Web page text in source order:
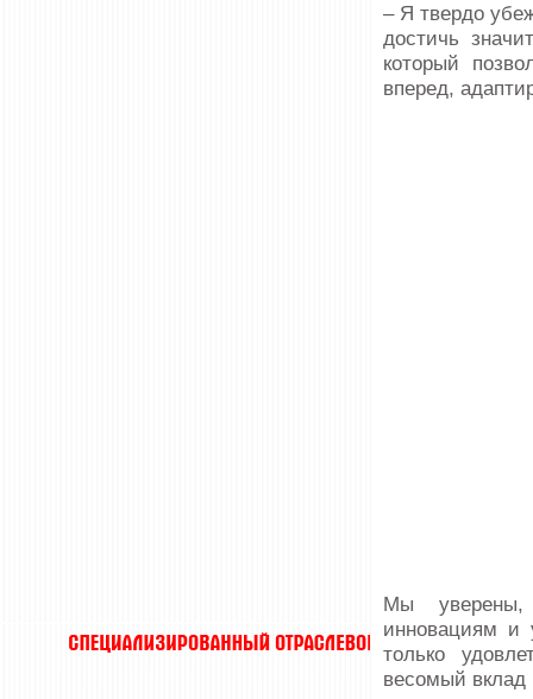
– Я твердо
достичь
который
вперед,
Мы уверены,
инновациям и
только
весомый вклад